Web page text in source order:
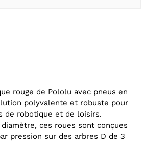
rouge de Pololu avec pneus en
polyvalente et robuste pour
de robotique et de loisirs.
ces roues sont conçues
pression sur des arbres D de 3